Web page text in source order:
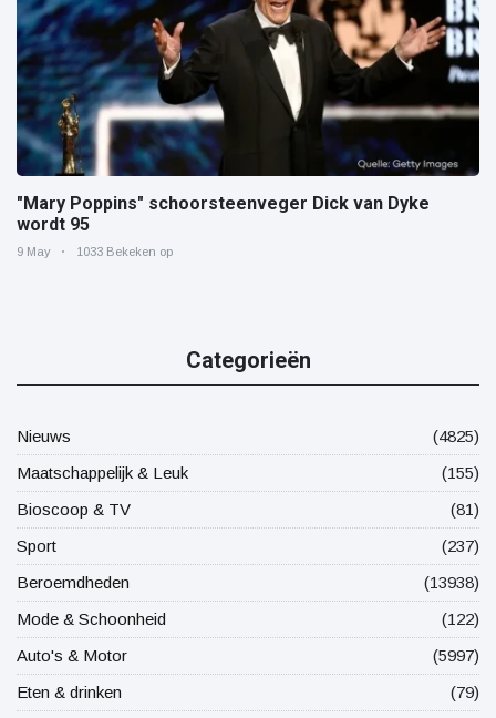
"Mary Poppins" schoorsteenveger Dick van Dyke
wordt 95
9 May 1033 Bekeken op
Categorieën
Nieuws
(4825)
Maatschappelijk & Leuk
(155)
Bioscoop & TV
(81)
Sport
(237)
Beroemdheden
(13938)
Mode & Schoonheid
(122)
Auto's & Motor
(5997)
Eten & drinken
(79)